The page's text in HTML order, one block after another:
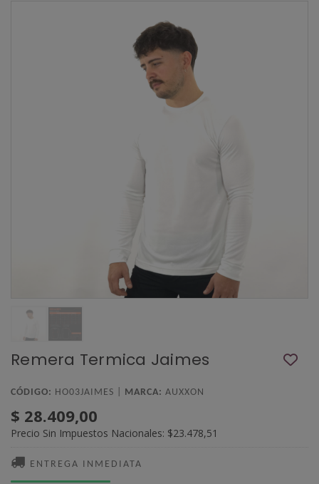
Remera Termica Jaimes
CÓDIGO: HO03JAIMES | MARCA: AUXXON
$ 28.409,00
Precio Sin Impuestos Nacionales: $23.478,51
ENTREGA INMEDIATA